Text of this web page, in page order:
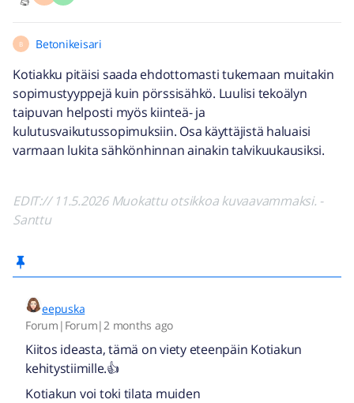
B Betonikeisari
Kotiakku pitäisi saada ehdottomasti tukemaan muitakin
sopimustyyppejä kuin pörssisähkö. Luulisi tekoälyn
taipuvan helposti myös kiinteä- ja
kulutusvaikutussopimuksiin. Osa käyttäjistä haluaisi
varmaan lukita sähkönhinnan ainakin talvikuukausiksi.
EDIT:// 11.5.2026 Muokattu otsikkoa kuvaavammaksi. -
Santtu
eepuska
Forum|Forum|2 months ago
Kiitos ideasta, tämä on viety eteenpäin Kotiakun
kehitystiimille.👍
Kotiakun voi toki tilata muiden